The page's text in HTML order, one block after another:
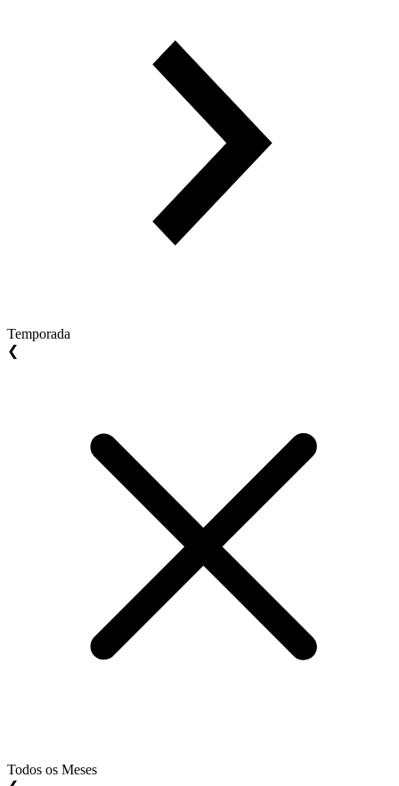
Temporada
❮
Todos os Meses